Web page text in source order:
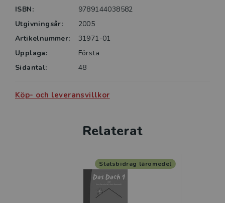
ISBN:
9789144038582
Utgivningsår:
2005
Artikelnummer:
31971-01
Upplaga:
Första
Sidantal:
48
Köp- och leveransvillkor
Relaterat
Statsbidrag läromedel